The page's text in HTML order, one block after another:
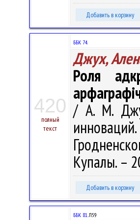
Добавить в корзину
420
полный
текст
ББК 74.
Джух,
Роля
/ А. М.
Купалы. –
Добавить в корзину
ББК 81.Л59